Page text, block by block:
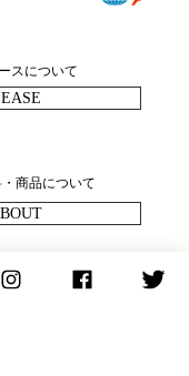
スについて
商品について
い合わせ